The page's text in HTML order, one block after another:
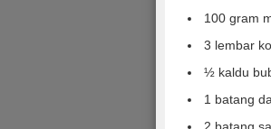
100 gram
3 lembar
½ kaldu
1 batang